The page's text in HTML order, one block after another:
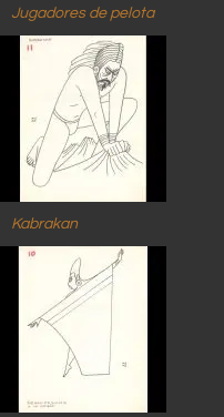
Jugadores de pelota
Kabrakan